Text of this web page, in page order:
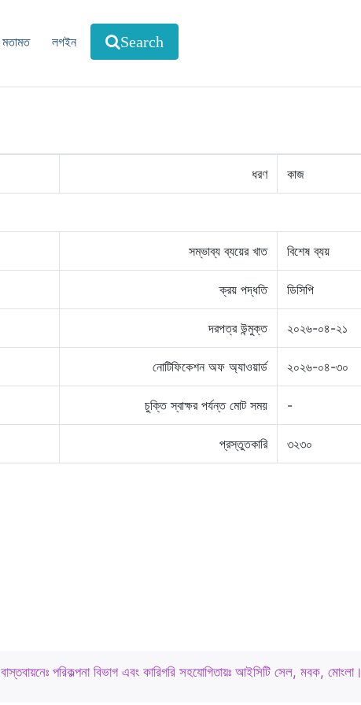
মতামত লগইন Search
ধরণ কাজ
সম্ভাব্য ব্যয়ের খাত বিশেষ ব্যয়
ক্রয় পদ্ধতি ডিসিপি
দরপত্র উন্মুক্ত ২০২৬-০৪-২১
নোটিফিকেশন অফ অ্যাওয়ার্ড ২০২৬-০৪-৩০
চুক্তি স্বাক্ষর পর্যন্ত মোট সময় -
প্রস্তুতকারি ৩২৩০
বাস্তবায়নেঃ পরিকল্পনা বিভাগ এবং কারিগরি সহযোগিতায়ঃ আইসিটি সেল, মবক, মোংলা।